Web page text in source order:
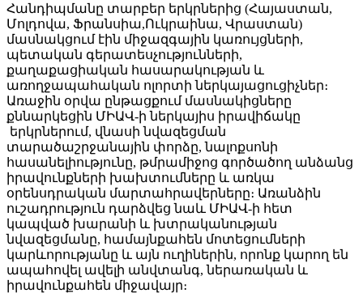
Հանդիպմանը տարբեր երկրներից (Հայաստան,
Մոլդովա, Ֆրանսիա,Ուկրաինա, Վրաստան)
մասնակցում էին միջազգային կառույցների,
պետական գերատեսչությունների,
քաղաքացիական հասարակության և
առողջապահական ոլորտի ներկայացուցիչներ։
Առաջին օրվա ընթացքում մասնակիցները
քննարկեցին ՄԻԱՎ-ի ներկայիս իրավիճակը
երկրներում, վնասի նվազեցման
տարածաշրջանային փորձը, նալոքսոնի
հասանելիությունը, թմրամիջոց գործածող անձանց
իրավունքների խախտումները և առկա
օրենսդրական մարտահրավերները։ Առանձին
ուշադրություն դարձվեց նաև ՄԻԱՎ-ի հետ
կապված խարանի և խտրականության
նվազեցմանը, համայնքահեն մոտեցումների
կարևորությանը և այն ուղիներին, որոնք կարող են
ապահովել ավելի անվտանգ, ներառական և
իրավունքահեն միջավայր։